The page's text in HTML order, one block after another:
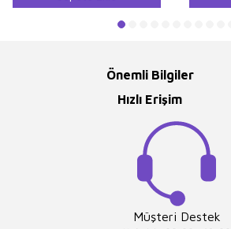
Önemli Bilgiler
Hızlı Erişim
Müşteri Destek